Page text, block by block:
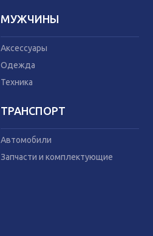
МУЖЧИНЫ
Аксессуары
Одежда
Техника
ТРАНСПОРТ
Автомобили
Запчасти и комплектующие